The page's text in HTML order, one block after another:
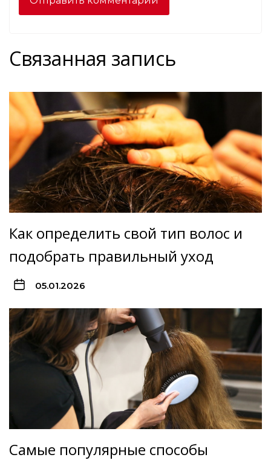
Связанная запись
Как определить свой тип волос и
подобрать правильный уход
05.01.2026
Самые популярные способы